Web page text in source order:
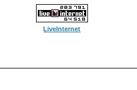
LiveInternet